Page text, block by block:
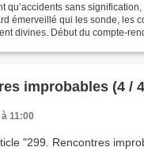
qu’accidents sans
émerveillé qui les sonde, les
divines. Début du compte-
improbables (4 /
11:00